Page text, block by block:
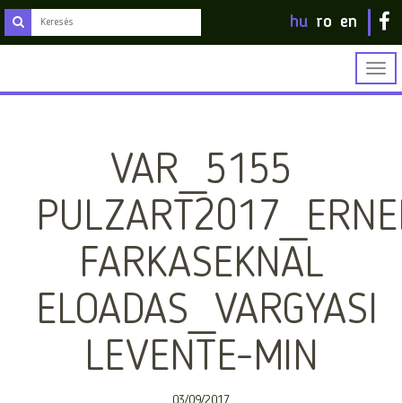
hu ro en
VAR_5155
FARKASEKNAL
ELOADAS_VARGYASI
LEVENTE-MIN
03/09/2017